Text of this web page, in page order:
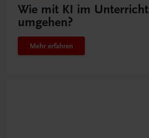
Wie mit KI im Unterricht
umgehen?
Mehr erfahren